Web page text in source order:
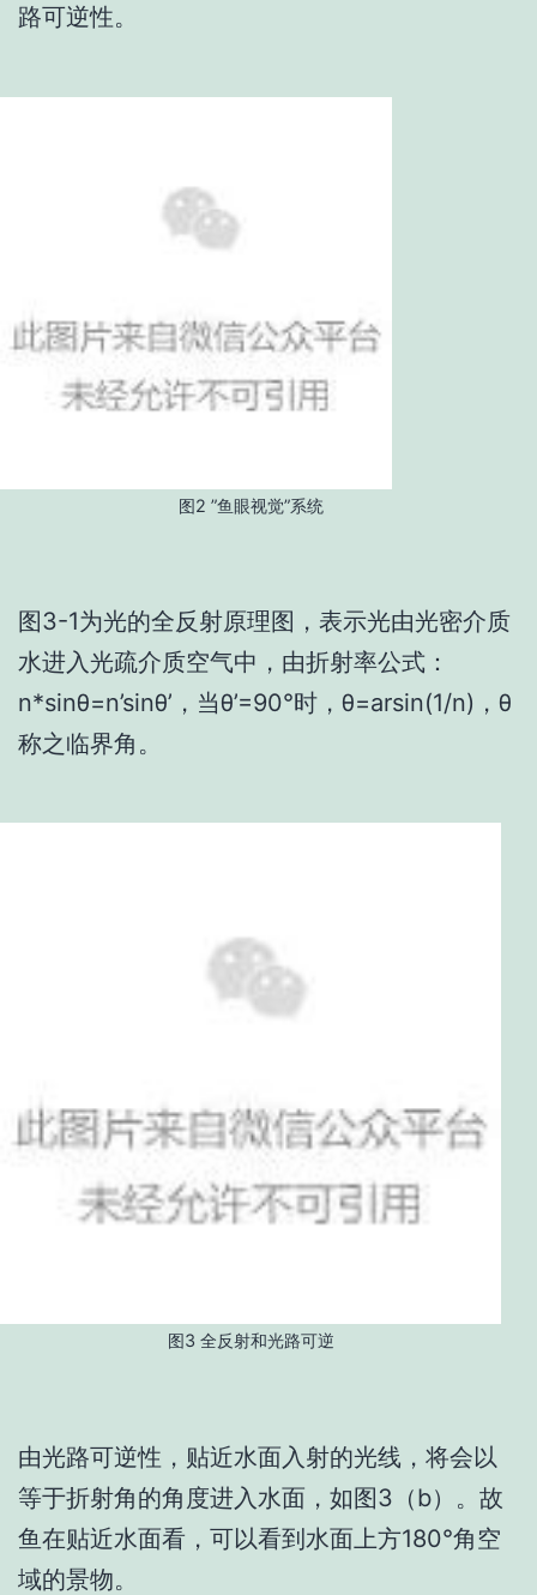
路可逆性。
图2 ”鱼眼视觉”系统
图3-1为光的全反射原理图，表示光由光密介质
水进入光疏介质空气中，由折射率公式：
n*sinθ=n’sinθ’，当θ’=90°时，θ=arsin(1/n)，θ
称之临界角。
图3 全反射和光路可逆
由光路可逆性，贴近水面入射的光线，将会以
等于折射角的角度进入水面，如图3（b）。故
鱼在贴近水面看，可以看到水面上方180°角空
域的景物。